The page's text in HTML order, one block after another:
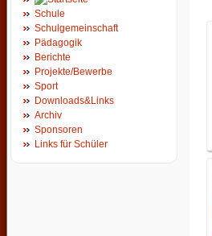
Schule
Schulgemeinschaft
Pädagogik
Berichte
Projekte/Bewerbe
Sport
Downloads&Links
Archiv
Sponsoren
Links für Schüler